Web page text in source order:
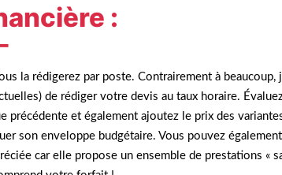
:
la rédigerez par poste. Contrairement à
de rédiger votre devis au taux horaire.
précédente et également ajoutez le prix des
son enveloppe budgétaire. Vous pouvez
car elle propose un ensemble de prestations «